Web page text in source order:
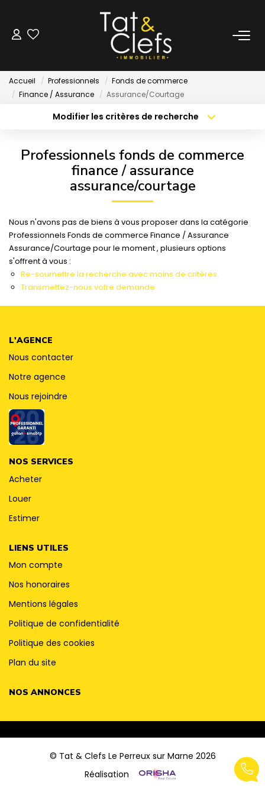
LOCATION
Nos Biens Loués
ESTIMATION
LOCAUX & BUREAUX
PARTENAIRE TRANSACTION
CONTACT
Accueil Professionnels
Fonds de commerce
Finance / Assurance
Assurance/Courtage
Modifier les critères de recherche
Plus de critères Créer une alerte
Professionnels fonds de commerce
finance / assurance
assurance/courtage
Nous n'avons pas de biens à vous proposer dans la catégorie
Professionnels Fonds de commerce Finance / Assurance
Assurance/Courtage pour le moment , plusieurs options
s'offrent à vous :
Re-soumettre la recherche avec moins de critères.
Transmettez-nous votre demande
L'AGENCE
Nous contacter
Notre agence
Nous rejoindre
NOS SERVICES
Acheter
Louer
Estimer
LIENS UTILES
Mon compte
Nos honoraires
Mentions légales
Politique de confidentialité
Politique des cookies
Plan du site
NOS ANNONCES
© Tat & Clefs Le Perreux sur Marne 2026
Réalisation